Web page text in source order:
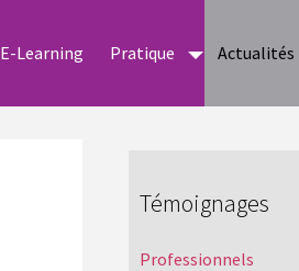
E-Learning Pratique Actualités
Témoignages
Professionnels